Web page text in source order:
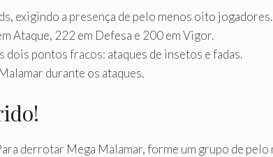
exigindo a presença de pelo menos oito jogadores.
Ataque, 222 em Defesa e 200 em Vigor.
dois pontos fracos: ataques de insetos e fadas.
durante os ataques.
derrotar Mega Malamar, forme um grupo de